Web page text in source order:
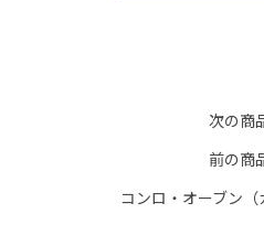
前の商
コンロ・オーブン
次の商